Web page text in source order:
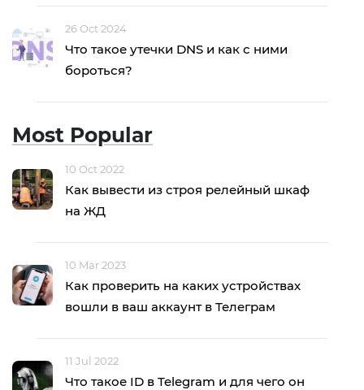
26 Oct 2024
Что такое утечки DNS и как с ними
бороться?
Most Popular
10 Oct 2022
Как вывести из строя релейный шкаф
на ЖД
10 Mar 2023
Как проверить на каких устройствах
вошли в ваш аккаунт в Телеграм
11 Jul 2022
Что такое ID в Telegram и для чего он